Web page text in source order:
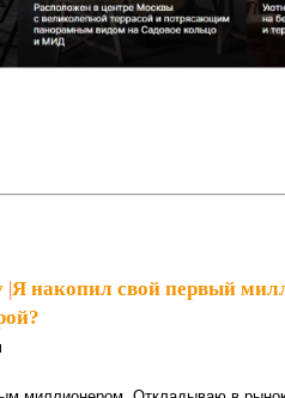
Я накопил свой первый